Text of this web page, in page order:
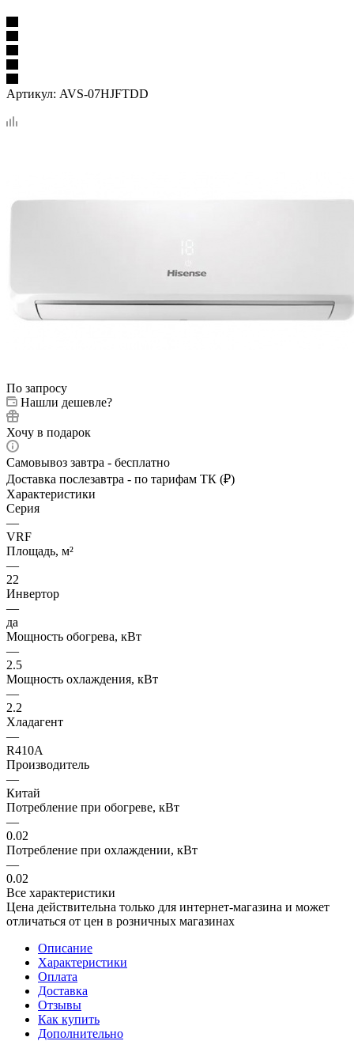
Артикул: AVS-07HJFTDD
По запросу
Нашли дешевле?
Хочу в подарок
Самовывоз завтра - бесплатно
Доставка послезавтра - по тарифам ТК (₽)
Характеристики
Серия
—
VRF
Площадь, м²
—
22
Инвертор
—
да
Мощность обогрева, кВт
—
2.5
Мощность охлаждения, кВт
—
2.2
Хладагент
—
R410A
Производитель
—
Китай
Потребление при обогреве, кВт
—
0.02
Потребление при охлаждении, кВт
—
0.02
Все характеристики
Цена действительна только для интернет-магазина и может
отличаться от цен в розничных магазинах
Описание
Характеристики
Оплата
Доставка
Отзывы
Как купить
Дополнительно